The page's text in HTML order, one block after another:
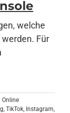
welche
Für
Online
, TikTok, Instagram,